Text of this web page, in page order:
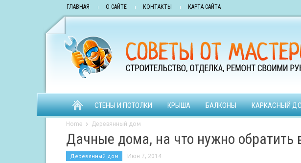
ГЛАВНАЯ О САЙТЕ КОНТАКТЫ КАРТА САЙТА
СТЕНЫ И ПОТОЛКИ КРЫША БАЛКОНЫ КАРКАСНЫЙ
Home Деревянный дом
Дачные дома, на что нужно обратить
Деревянный дом Июн 7, 2014